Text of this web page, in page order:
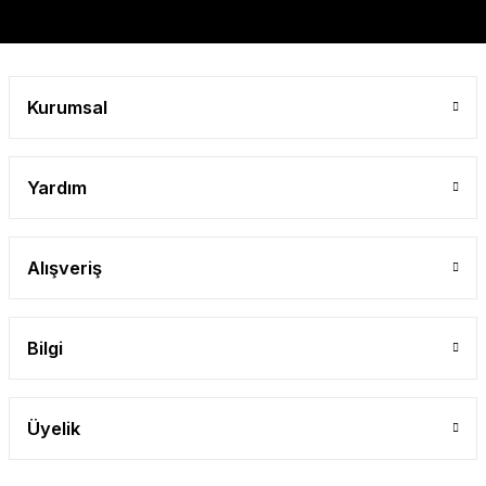
Kurumsal
Yardım
Alışveriş
Bilgi
Üyelik